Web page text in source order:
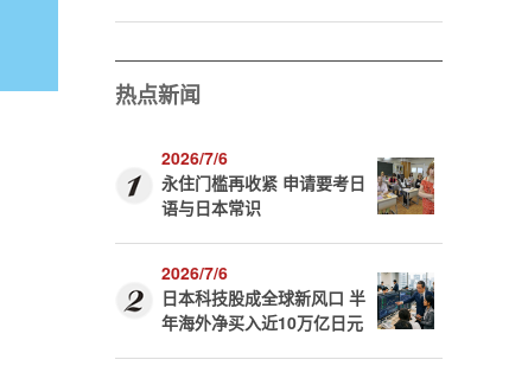
热点新闻
2026/7/6
永住门槛再收紧 申请要考日
语与日本常识
2026/7/6
日本科技股成全球新风口 半
年海外净买入近10万亿日元